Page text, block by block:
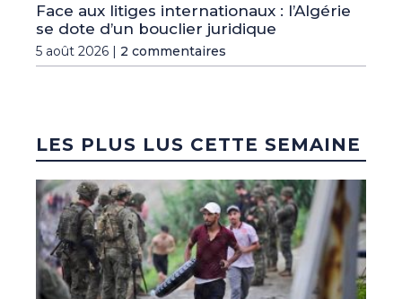
Face aux litiges internationaux : l’Algérie
se dote d’un bouclier juridique
5 août 2026 | 2 commentaires
LES PLUS LUS CETTE SEMAINE